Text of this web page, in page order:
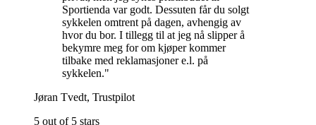
Sportienda var godt. Dessuten får du solgt
sykkelen omtrent på dagen, avhengig av
hvor du bor. I tillegg til at jeg nå slipper å
bekymre meg for om kjøper kommer
tilbake med reklamasjoner e.l. på
sykkelen."
Jøran Tvedt, Trustpilot
5 out of 5 stars